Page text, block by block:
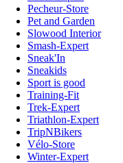
Pecheur-Store
Pet and Garden
Slowood Interior
Smash-Expert
Sneak'In
Sneakids
Sport is good
Training-Fit
Trek-Expert
Triathlon-Expert
TripNBikers
Vélo-Store
Winter-Expert